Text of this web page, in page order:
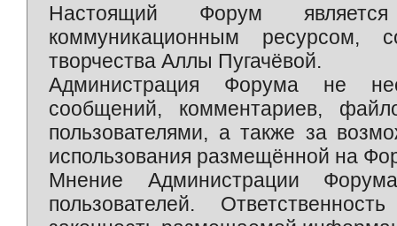
Настоящий Форум является
коммуникационным ресурсом,
творчества Аллы Пугачёвой.
Администрация Форума не
сообщений, комментариев,
пользователями, а также за
использования размещённой на
Мнение Администрации
пользователей.